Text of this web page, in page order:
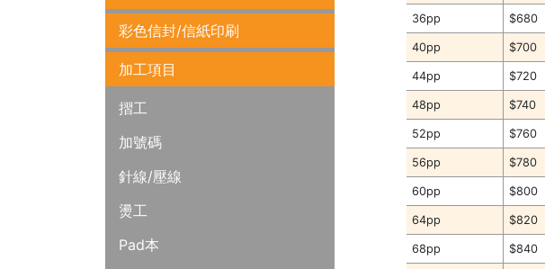
彩色信封/信紙印刷
加工項目
摺工
加號碼
針線/壓線
燙工
Pad本
36pp $680
40pp $700
44pp $720
48pp $740
52pp $760
56pp $780
60pp $800
64pp $820
68pp $840